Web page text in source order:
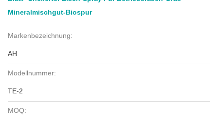
Mineralmischgut-Biospur
Markenbezeichnung:
AH
Modellnummer:
TE-2
MOQ: